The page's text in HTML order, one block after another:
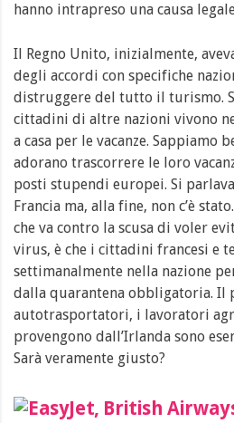
hanno intrapreso una causa
Il Regno Unito, inizialmente,
degli accordi con specifiche
distruggere del tutto il turismo.
cittadini di altre nazioni vivono
a casa per le vacanze. Sappiamo
adorano trascorrere le loro
posti stupendi europei. Si
Francia ma, alla fine, non c’è
che va contro la scusa di voler
virus, è che i cittadini francesi e
settimanalmente nella nazione
dalla quarantena obbligatoria. Il
autotrasportatori, i lavoratori
provengono dall’Irlanda sono
Sarà veramente giusto?